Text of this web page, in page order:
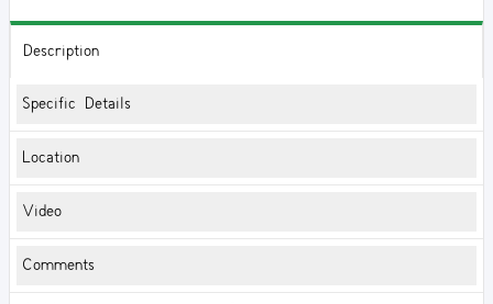
Description
Specific Details
Location
Video
Comments